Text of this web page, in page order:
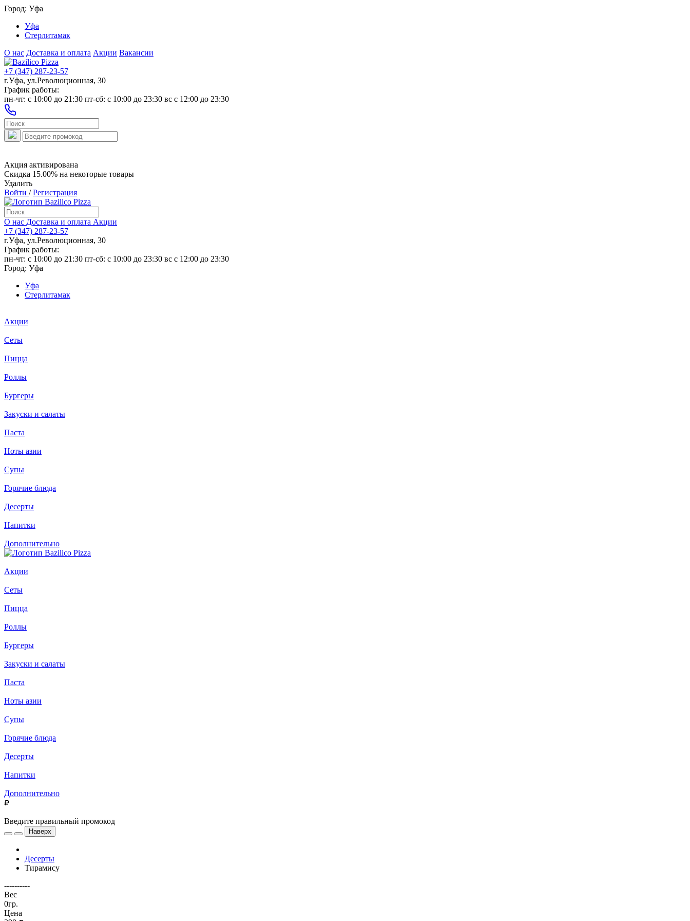
Город: Уфа
Уфа
Стерлитамак
О нас Доставка и оплата Акции Вакансии
+7 (347) 287-23-57
г.Уфа, ул.Революционная, 30
График работы:
пн-чт: c 10:00 до 21:30 пт-сб: c 10:00 до 23:30 вс с 12:00 до 23:30
Акция активирована
Скидка 15.00% на некоторые товары
Удалить
Войти /Регистрация
О нас Доставка и оплата Акции
+7 (347) 287-23-57
г.Уфа, ул.Революционная, 30
График работы:
пн-чт: c 10:00 до 21:30 пт-сб: c 10:00 до 23:30 вс с 12:00 до 23:30
Город: Уфа
Уфа
Стерлитамак
Акции
Сеты
Пицца
Роллы
Бургеры
Закуски и салаты
Паста
Ноты азии
Супы
Горячие блюда
Десерты
Напитки
Дополнительно
Акции
Сеты
Пицца
Роллы
Бургеры
Закуски и салаты
Паста
Ноты азии
Супы
Горячие блюда
Десерты
Напитки
Дополнительно
Введите правильный промокод
Наверх
Десерты
Тирамису
----------
Вес
0гр.
Цена